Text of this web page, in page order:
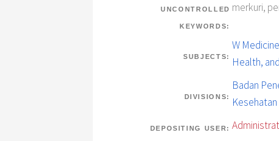
UNCONTROLLED
KEYWORDS:
merkuri,
SUBJECTS:
W
Health,
DIVISIONS:
Badan
Kesehatan
DEPOSITING USER: